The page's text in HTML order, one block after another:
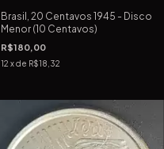
Brasil, 20 Centavos 1945 - Disco
Menor (10 Centavos)
R$180,00
12 x de R$18,32